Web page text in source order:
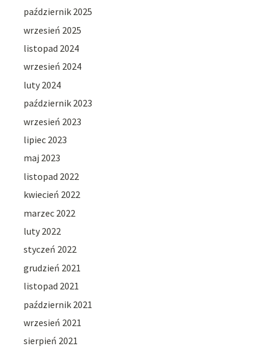
październik 2025
wrzesień 2025
listopad 2024
wrzesień 2024
luty 2024
październik 2023
wrzesień 2023
lipiec 2023
maj 2023
listopad 2022
kwiecień 2022
marzec 2022
luty 2022
styczeń 2022
grudzień 2021
listopad 2021
październik 2021
wrzesień 2021
sierpień 2021